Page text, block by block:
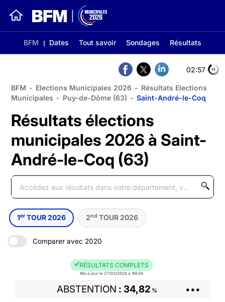
BFM Dates Tout savoir Sondages Résultats
02:56
BFM - Elections Municipales 2026 - Résultats Elections
Municipales - Puy-de-Dôme (63) - Saint-André-le-Coq
Résultats élections
municipales 2026 à Saint-
André-le-Coq (63)
1er TOUR 2026 2nd TOUR 2026
Comparer avec 2020
RÉSULTATS COMPLETS
Mis à jour le 27/03/2026 à 16h38
ABSTENTION 34,82 % •••